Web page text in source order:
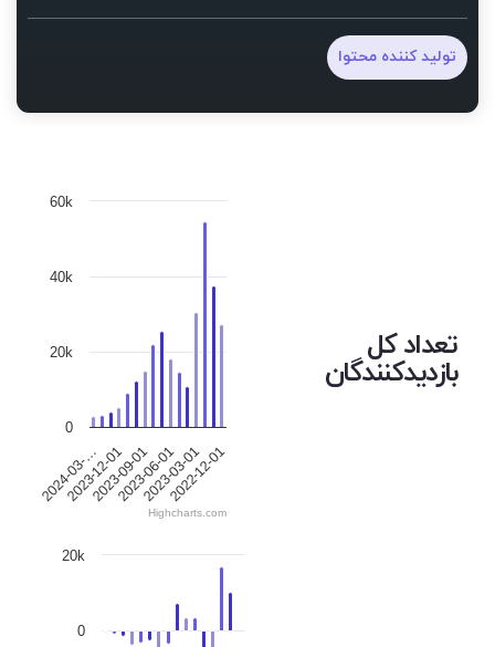
تولید کننده محتوا
تعداد کل
بازدیدکنندگان
2024-03-…
2023-12-01
2023-09-01
2023-06-01
2023-03-01
2022-12-01
0
20k
40k
60k
Highcharts.com
0
20k